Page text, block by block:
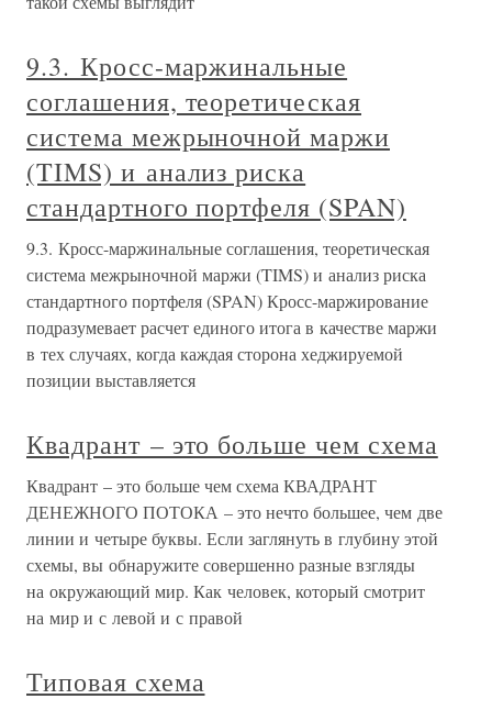
9.3. Кросс-маржинальные
соглашения, теоретическая
система межрыночной маржи
(TIMS) и анализ риска
стандартного портфеля (SPAN)
9.3. Кросс-маржинальные соглашения, теоретическая
система межрыночной маржи (TIMS) и анализ риска
стандартного портфеля (SPAN) Кросс-маржирование
подразумевает расчет единого итога в качестве маржи
в тех случаях, когда каждая сторона хеджируемой
позиции выставляется
Квадрант – это больше чем схема
Квадрант – это больше чем схема КВАДРАНТ
ДЕНЕЖНОГО ПОТОКА – это нечто большее, чем две
линии и четыре буквы. Если заглянуть в глубину этой
схемы, вы обнаружите совершенно разные взгляды
на окружающий мир. Как человек, который смотрит
на мир и с левой и с правой
Типовая схема